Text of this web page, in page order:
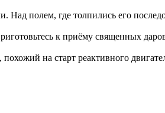
Над полем, где толпились его
к приёму священных
на старт реактивного